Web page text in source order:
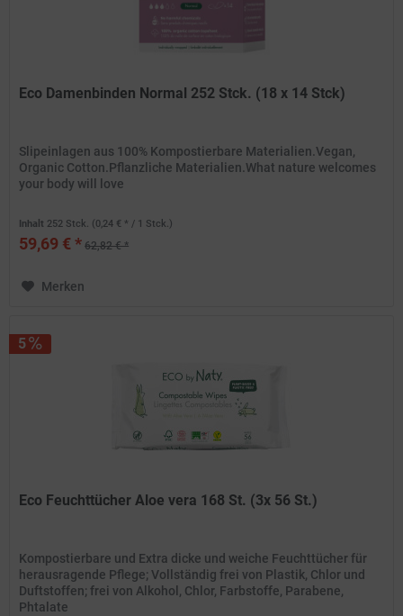
Eco Damenbinden Normal 252 Stck. (18 x 14 Stck)
Slipeinlagen aus 100% Kompostierbare Materialien.Vegan,
Organic Cotton.Pflanzliche Materialien.What nature welcomes
your body will love
Inhalt 252 Stck. (0,24 € * / 1 Stck.)
59,69 € * 62,82 € *
Merken
5
Eco Feuchttücher Aloe vera 168 St. (3x 56 St.)
Kompostierbare und Extra dicke und weiche Feuchttücher für
herausragende Pflege; Vollständig frei von Plastik, Chlor und
Duftstoffen; frei von Alkohol, Chlor, Farbstoffe, Parabene,
Phtalate